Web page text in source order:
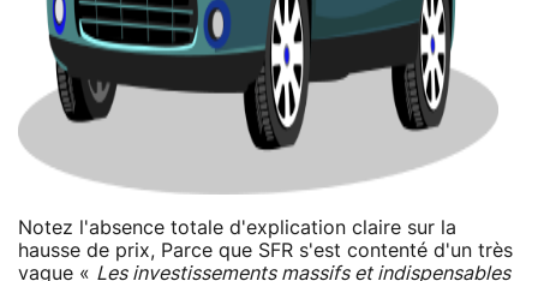
Notez l'absence totale d'explication claire sur la
hausse de prix, Parce que SFR s'est contenté d'un très
vague « Les investissements massifs et indispensables